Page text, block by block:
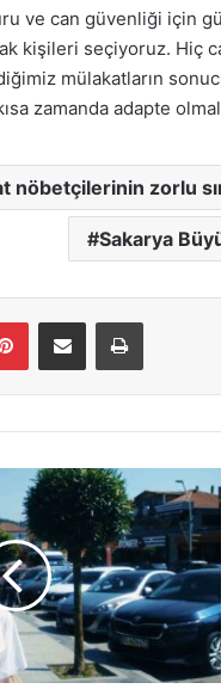
ve can güvenliği için
kişileri seçiyoruz. Hiç
mülakatların
zamanda adapte
nöbetçilerinin zorlu
Sakarya
PinterestE-Posta ile paylaş Yazdır